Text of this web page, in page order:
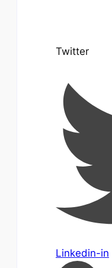
Twitter
Linkedin-in